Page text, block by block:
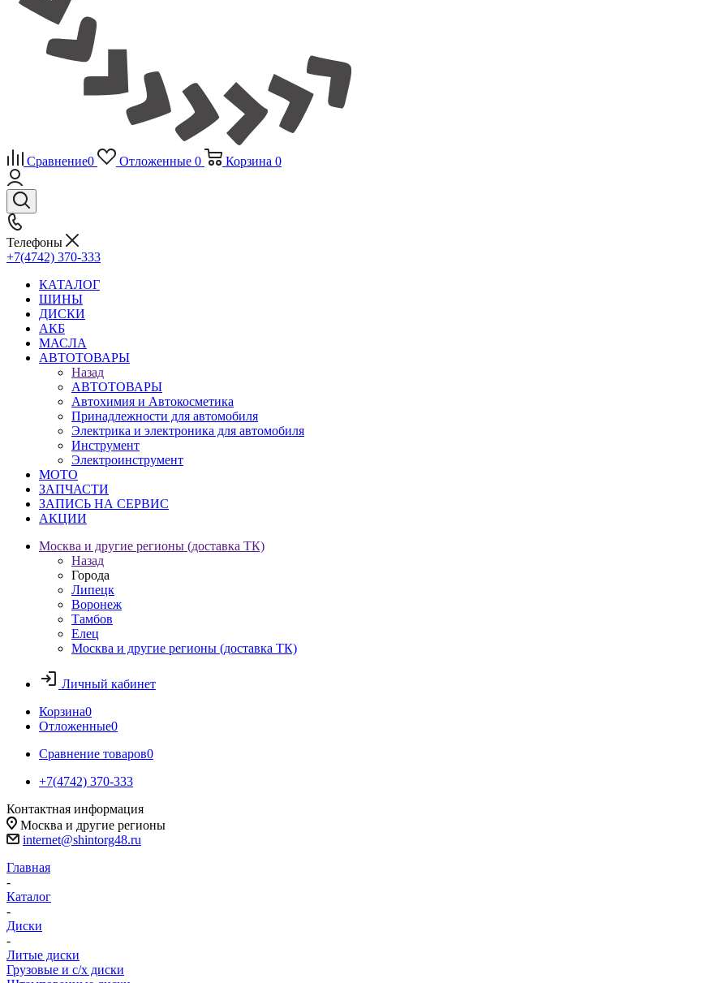
Сравнение0 Отложенные 0 Корзина 0
Телефоны
+7(4742) 370-333
КАТАЛОГ
ШИНЫ
ДИСКИ
АКБ
МАСЛА
АВТОТОВАРЫ
Назад
АВТОТОВАРЫ
Автохимия и Автокосметика
Принадлежности для автомобиля
Электрика и электроника для автомобиля
Инструмент
Электроинструмент
МОТО
ЗАПЧАСТИ
ЗАПИСЬ НА СЕРВИС
АКЦИИ
Москва и другие регионы (доставка ТК)
Назад
Города
Липецк
Воронеж
Тамбов
Елец
Москва и другие регионы (доставка ТК)
Личный кабинет
Корзина0
Отложенные0
Сравнение товаров0
+7(4742) 370-333
Контактная информация
Москва и другие регионы
internet@shintorg48.ru
Главная
-
Каталог
-
Диски
-
Литые диски
Грузовые и с/х диски